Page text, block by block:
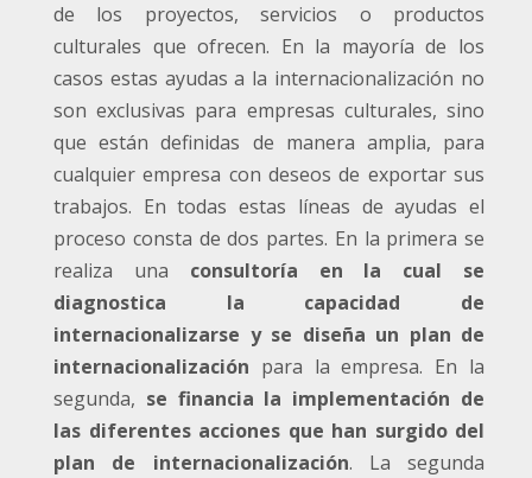
de los proyectos, servicios o productos
culturales que ofrecen. En la mayoría de los
casos estas ayudas a la internacionalización no
son exclusivas para empresas culturales, sino
que están definidas de manera amplia, para
cualquier empresa con deseos de exportar sus
trabajos. En todas estas líneas de ayudas el
proceso consta de dos partes. En la primera se
realiza una consultoría en la cual se
diagnostica la capacidad de
internacionalizarse y se diseña un plan de
internacionalización para la empresa. En la
segunda, se financia la implementación de
las diferentes acciones que han surgido del
plan de internacionalización. La segunda